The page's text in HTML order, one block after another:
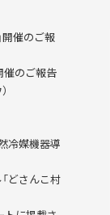
開催のご報
催のご報告
冷媒機器導
どさんこ村